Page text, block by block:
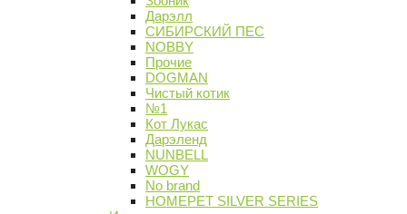
Дарэлл
СИБИРСКИЙ ПЕС
NOBBY
Прочие
DOGMAN
Чистый котик
№1
Кот Лукас
Дарэленд
NUNBELL
WOGY
No brand
HOMEPET SILVER SERIES